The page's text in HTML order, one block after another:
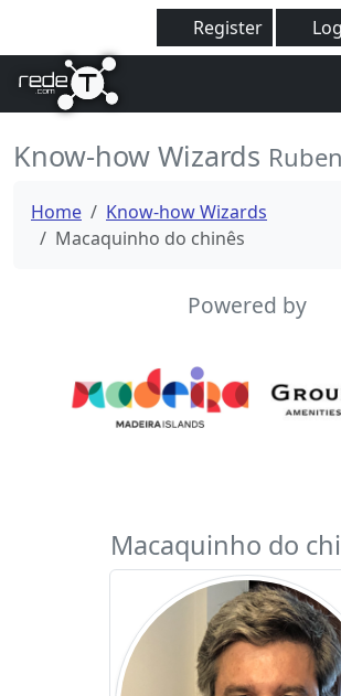
Register
Know-how Wizards
Home
Know-how Wizards
Macaquinho do chinês
Powered by
Macaquinho do